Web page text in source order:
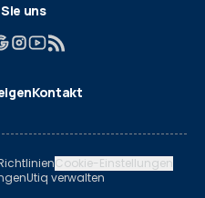
uns
Kontakt
Cookie-Einstellungen
Utiq verwalten